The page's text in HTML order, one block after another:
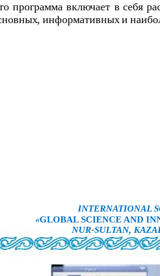
программа включает в себя
, информативныхи
INTERNATIONAL
«GLOBAL SCIENCE AND
NUR-SULTAN,